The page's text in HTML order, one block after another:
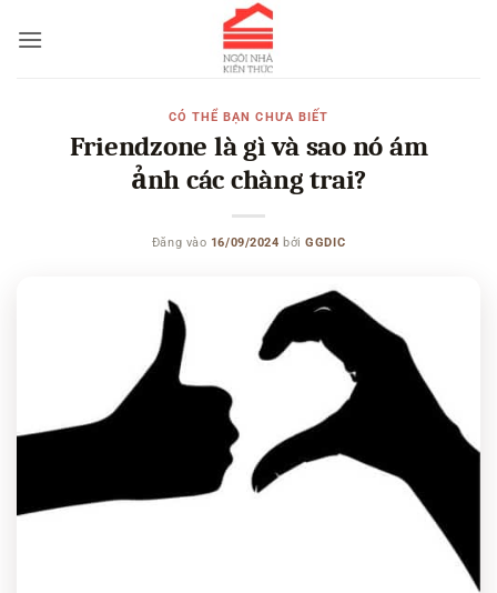
qua
CÓ THỂ BẠN CHƯA BIẾT
Friendzone là gì và sao nó ám
ảnh các chàng trai?
Đăng vào 16/09/2024 bởiGGDIC